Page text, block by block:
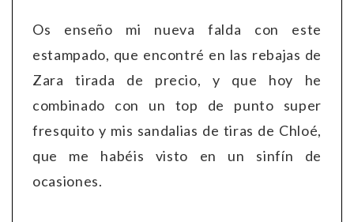
Os enseño mi nueva falda con este
estampado, que encontré en las rebajas de
Zara tirada de precio, y que hoy he
combinado con un top de punto super
fresquito y mis sandalias de tiras de Chloé,
que me habéis visto en un sinfín de
ocasiones.